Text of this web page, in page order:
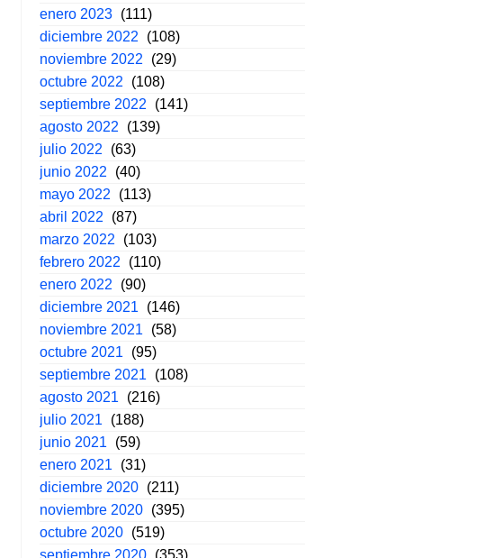
enero 2023 (111)
diciembre 2022
(108)
noviembre 2022
(29)
octubre 2022
(108)
septiembre 2022
(141)
agosto 2022
(139)
julio 2022
(63)
junio 2022
(40)
mayo 2022
(113)
abril 2022
(87)
marzo 2022
(103)
febrero 2022
(110)
enero 2022
(90)
diciembre 2021
(146)
noviembre 2021
(58)
octubre 2021
(95)
septiembre 2021
(108)
agosto 2021
(216)
julio 2021
(188)
junio 2021
(59)
enero 2021
(31)
diciembre 2020 (211)
noviembre 2020 (395)
octubre 2020 (519)
septiembre 2020 (353)